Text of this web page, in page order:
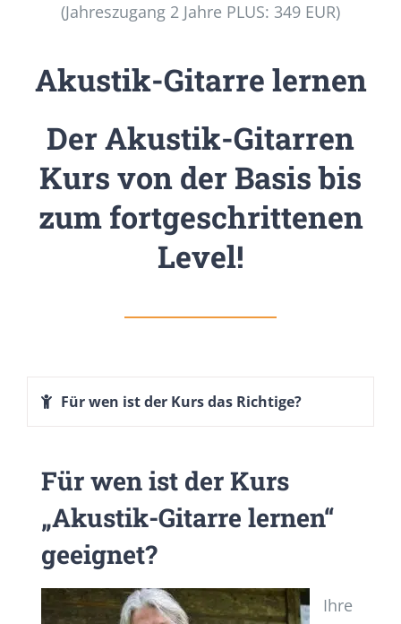
(Jahreszugang 2 Jahre PLUS: 349 EUR)
Akustik-Gitarre lernen
Der Akustik-Gitarren
Kurs von der Basis bis
zum fortgeschrittenen
Level!
Für wen ist der Kurs das Richtige?
Für wen ist der Kurs
„Akustik-Gitarre lernen“
geeignet?
Ihre